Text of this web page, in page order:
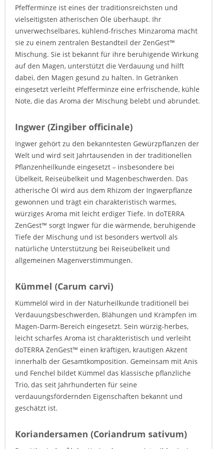
Pfefferminze ist eines der traditionsreichsten und
vielseitigsten ätherischen Öle überhaupt. Ihr
unverwechselbares, kühlend-frisches Minzaroma macht
sie zu einem zentralen Bestandteil der ZenGest™
Mischung. Sie ist bekannt für ihre beruhigende Wirkung
auf den Magen, unterstützt die Verdauung und hilft
dabei, den Magen gesund zu halten. In Getränken
eingesetzt verleiht Pfefferminze eine erfrischende, kühle
Note, die das Aroma der Mischung belebt und abrundet.
Ingwer (Zingiber officinale)
Ingwer gehört zu den bekanntesten Gewürzpflanzen der
Welt und wird seit Jahrtausenden in der traditionellen
Pflanzenheilkunde eingesetzt – insbesondere bei
Übelkeit, Reiseübelkeit und Magenbeschwerden. Das
ätherische Öl wird aus dem Rhizom der Ingwerpflanze
gewonnen und trägt ein charakteristisch warmes,
würziges Aroma mit leicht erdiger Tiefe. In doTERRA
ZenGest™ sorgt Ingwer für die wärmende, beruhigende
Tiefe der Mischung und ist besonders wertvoll als
natürliche Unterstützung bei Reiseübelkeit und
allgemeinen Magenverstimmungen.
Kümmel (Carum carvi)
Kümmelöl wird in der Naturheilkunde traditionell bei
Verdauungsbeschwerden, Blähungen und Krämpfen im
Magen-Darm-Bereich eingesetzt. Sein würzig-herbes,
leicht scharfes Aroma ist charakteristisch und verleiht
doTERRA ZenGest™ einen kräftigen, krautigen Akzent
innerhalb der Gesamtkomposition. Gemeinsam mit Anis
und Fenchel bildet Kümmel das klassische pflanzliche
Trio, das seit Jahrhunderten für seine
verdauungsfördernden Eigenschaften bekannt und
geschätzt ist.
Koriandersamen (Coriandrum sativum)